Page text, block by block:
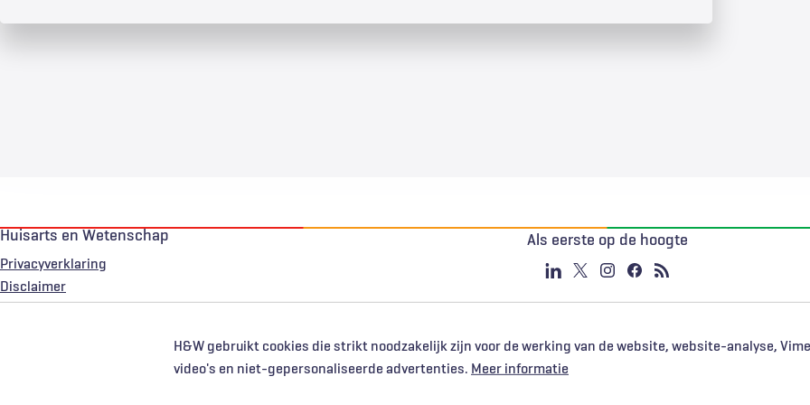
H&W gebruikt cookies die strikt noodzakelijk zijn voor de werking van de website, website-analyse,
video's en niet-gepersonaliseerde advertenties. Meer informatie
Huisarts en Wetenschap
Privacyverklaring
Voet
Disclaimer
Als eerste op de hoogte